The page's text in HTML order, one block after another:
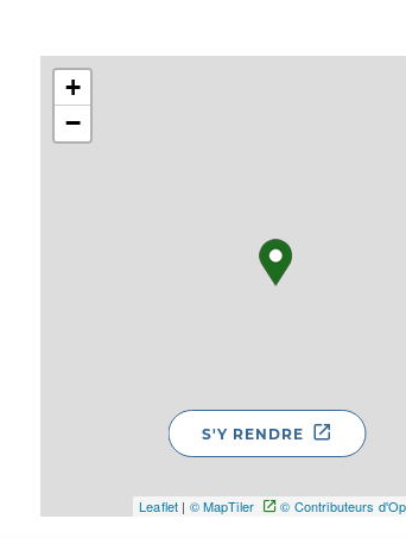
+
−
Leaflet | © MapTiler © Contributeurs
S'Y RENDRE